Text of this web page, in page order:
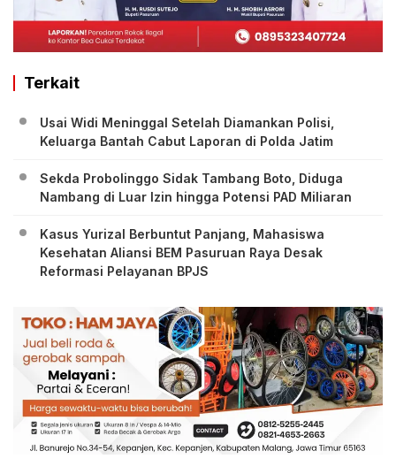
Terkait
Usai Widi Meninggal Setelah Diamankan Polisi,
Keluarga Bantah Cabut Laporan di Polda Jatim
Sekda Probolinggo Sidak Tambang Boto, Diduga
Nambang di Luar Izin hingga Potensi PAD Miliaran
Kasus Yurizal Berbuntut Panjang, Mahasiswa
Kesehatan Aliansi BEM Pasuruan Raya Desak
Reformasi Pelayanan BPJS